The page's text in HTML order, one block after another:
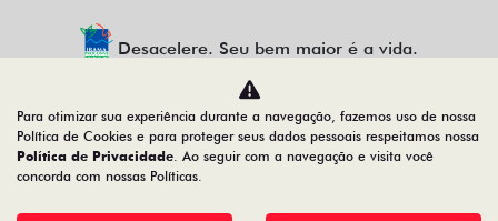
Desacelere. Seu bem maior é a vida.
RELVA VEICULOS LTDA
39.283.528/0001-50
Para otimizar sua experiência durante a navegação, fazemos uso de nossa
Política de Cookies e para proteger seus dados pessoais respeitamos nossa
Política de Privacidade. Ao seguir com a navegação e visita você
concorda com nossas Políticas.